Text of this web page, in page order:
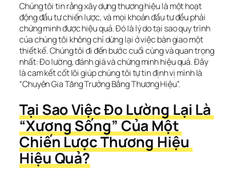
Chúng tôi tin rằng xây dựng thương hiệu là một hoạt
động đầu tư chiến lược, và mọi khoản đầu tư đều phải
chứng minh được hiệu quả. Đó là lý do tại sao quy trình
của chúng tôi không chỉ dừng lại ở việc bàn giao một
thiết kế. Chúng tôi đi đến bước cuối cùng và quan trọng
nhất: Đo lường, đánh giá và chứng minh hiệu quả. Đây
là cam kết cốt lõi giúp chúng tôi tự tin định vị mình là
“Chuyên Gia Tăng Trưởng Bằng Thương Hiệu”.
Tại Sao Việc Đo Lường Lại Là
“Xương Sống” Của Một
Chiến Lược Thương Hiệu
Hiệu Quả?